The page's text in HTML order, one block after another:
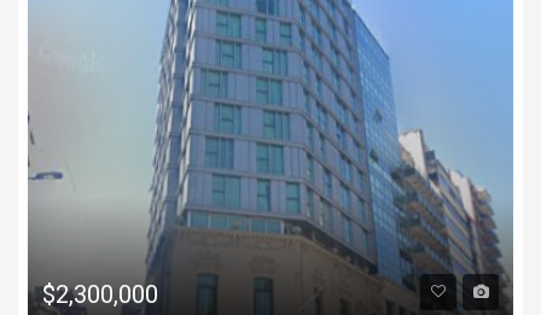
$2,300,000